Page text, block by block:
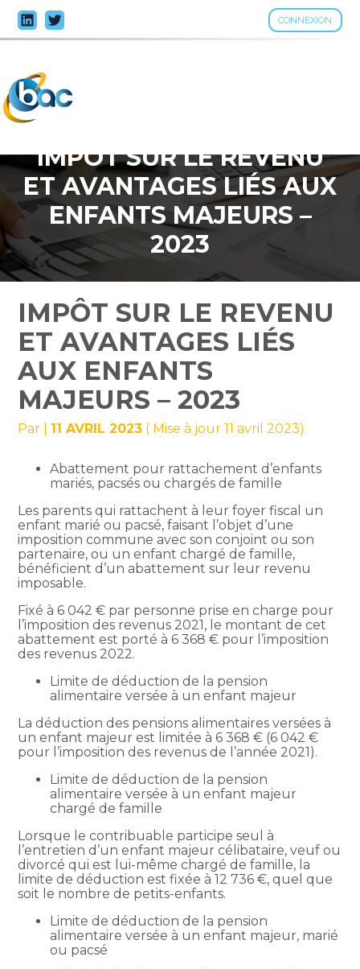
CONNEXION
Aller
au
IMPÔT SUR LE REVENU
ET AVANTAGES LIÉS AUX
ENFANTS MAJEURS –
2023
IMPÔT SUR LE REVENU
ET AVANTAGES LIÉS
AUX ENFANTS
MAJEURS – 2023
Par 11 AVRIL 2023 ( Mise à jour 11 avril 2023)
Abattement pour rattachement d’enfants
mariés, pacsés ou chargés de famille
Les parents qui rattachent à leur foyer fiscal un
enfant marié ou pacsé, faisant l’objet d’une
imposition commune avec son conjoint ou son
partenaire, ou un enfant chargé de famille,
bénéficient d’un abattement sur leur revenu
imposable.
Fixé à 6 042 € par personne prise en charge pour
l’imposition des revenus 2021, le montant de cet
abattement est porté à 6 368 € pour l’imposition
des revenus 2022.
Limite de déduction de la pension
alimentaire versée à un enfant majeur
La déduction des pensions alimentaires versées à
un enfant majeur est limitée à 6 368 € (6 042 €
pour l’imposition des revenus de l’année 2021).
Limite de déduction de la pension
alimentaire versée à un enfant majeur
chargé de famille
Lorsque le contribuable participe seul à
l’entretien d’un enfant majeur célibataire, veuf ou
divorcé qui est lui-même chargé de famille, la
limite de déduction est fixée à 12 736 €, quel que
soit le nombre de petits-enfants.
Limite de déduction de la pension
alimentaire versée à un enfant majeur, marié
ou pacsé